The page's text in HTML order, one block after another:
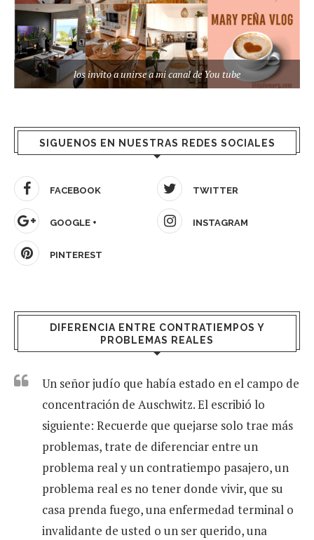
los invito a unirse a mi canal de You tube
SIGUENOS EN NUESTRAS REDES SOCIALES
FACEBOOK TWITTER
GOOGLE + INSTAGRAM
PINTEREST
DIFERENCIA ENTRE CONTRATIEMPOS Y
PROBLEMAS REALES
Un señor judío que había estado en el campo de
concentración de Auschwitz. El escribió lo
siguiente: Recuerde que quejarse solo trae más
problemas, trate de diferenciar entre un
problema real y un contratiempo pasajero, un
problema real es no tener donde vivir, que su
casa prenda fuego, una enfermedad terminal o
invalidante de usted o un ser querido, una